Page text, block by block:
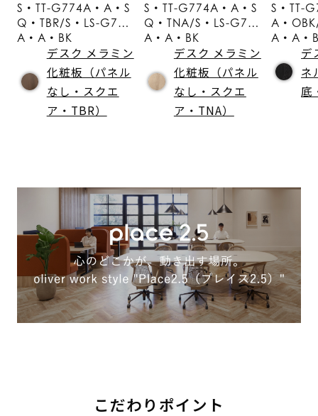
S・TT-G774A・A・S
Q・TBR/S・LS-G774
A・A・BK
デスク メラミン
化粧板（パネル
なし・スクエ
ア・TBR）
S・TT-G774A・A・S
Q・TNA/S・LS-G774
A・A・BK
デスク メラミン
化粧板（パネル
なし・スクエ
ア・TNA）
S・TT-
A・
A・A・
デ
ネ
底
こだわりポイント